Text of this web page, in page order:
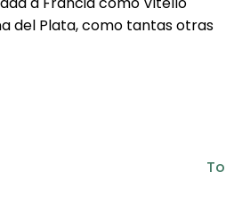
del Plata, como tantas otras